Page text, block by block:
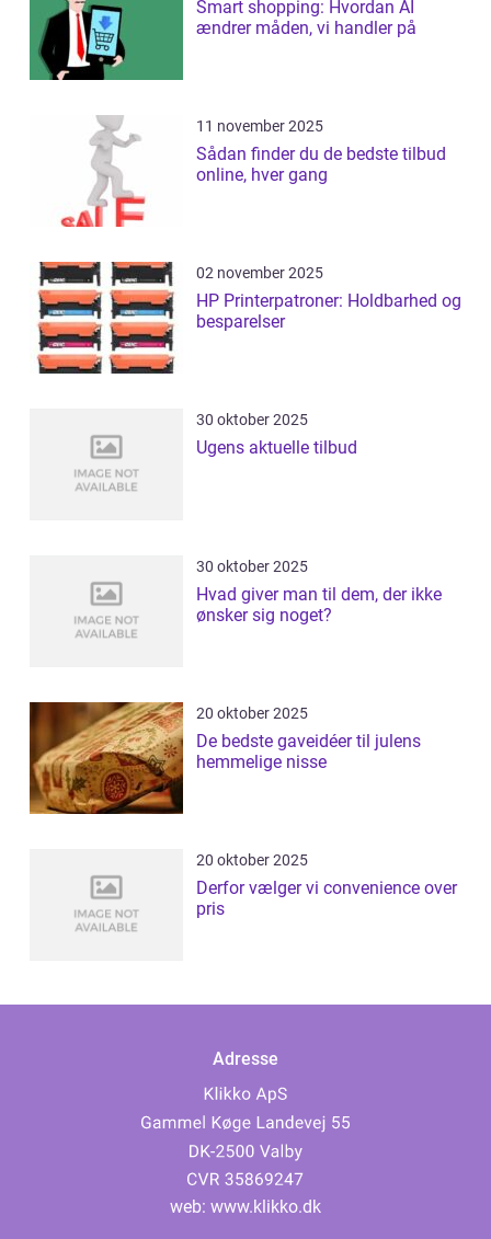
Smart shopping: Hvordan AI
ændrer måden, vi handler på
11 november 2025
Sådan finder du de bedste tilbud
online, hver gang
02 november 2025
HP Printerpatroner: Holdbarhed og
besparelser
30 oktober 2025
Ugens aktuelle tilbud
30 oktober 2025
Hvad giver man til dem, der ikke
ønsker sig noget?
20 oktober 2025
De bedste gaveidéer til julens
hemmelige nisse
20 oktober 2025
Derfor vælger vi convenience over
pris
Adresse
web: www.klikko.dk